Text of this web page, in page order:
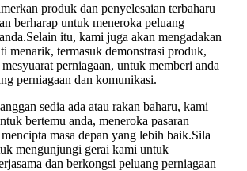
produk dan penyelesaian terbaharu
berharap untuk meneroka peluang
itu, kami juga akan mengadakan
menarik, termasuk demonstrasi produk,
perniagaan, untuk memberi anda
perniagaan dan komunikasi.
sedia ada atau rakan baharu, kami
bertemu anda, meneroka pasaran
masa depan yang lebih baik.Sila
mengunjungi gerai kami untuk
dan berkongsi peluang perniagaan